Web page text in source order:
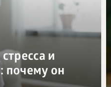
и
почему он